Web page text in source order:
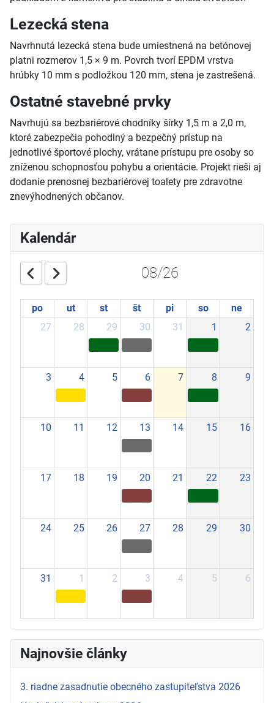
Lezecká stena
Navrhnutá lezecká stena bude umiestnená na betónovej
platni rozmerov 1,5 × 9 m. Povrch tvorí EPDM vrstva
hrúbky 10 mm s podložkou 120 mm, stena je zastrešená.
Ostatné stavebné prvky
Navrhujú sa bezbariérové chodníky šírky 1,5 m a 2,0 m,
ktoré zabezpečia pohodlný a bezpečný prístup na
jednotlivé športové plochy, vrátane prístupu pre osoby so
zníženou schopnosťou pohybu a orientácie. Projekt rieši aj
dodanie prenosnej bezbariérovej toalety pre zdravotne
znevýhodnených občanov.
Kalendár
08/26
po ut st št pi so
ne
27
28 29 30 31 1 2
3 4 5 6 7 8 9
10 11 12 13 14 15 16
17 18 19 20 21 22 23
24 25 26 27 28 29 30
31 1 2 3 4 5 6
Najnovšie články
3. riadne zasadnutie obecného zastupiteľstva 2026